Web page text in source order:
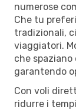
numerose
Che tu
tradizionali,
viaggiatori.
che spaziano
garantendo
Con voli
ridurre i